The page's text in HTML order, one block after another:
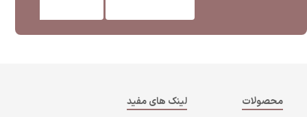
محصولات لینک های مفید